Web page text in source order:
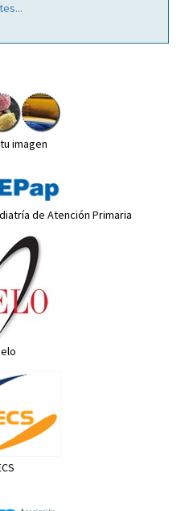
imagen
de Atención Primaria